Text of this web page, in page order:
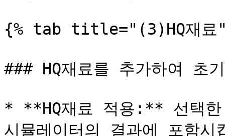
{% tab title="(3)HQ재료
### HQ재료를 추가하여 초
* **HQ재료 적용:** 선택한
시뮬레이터의 결과에 포함시